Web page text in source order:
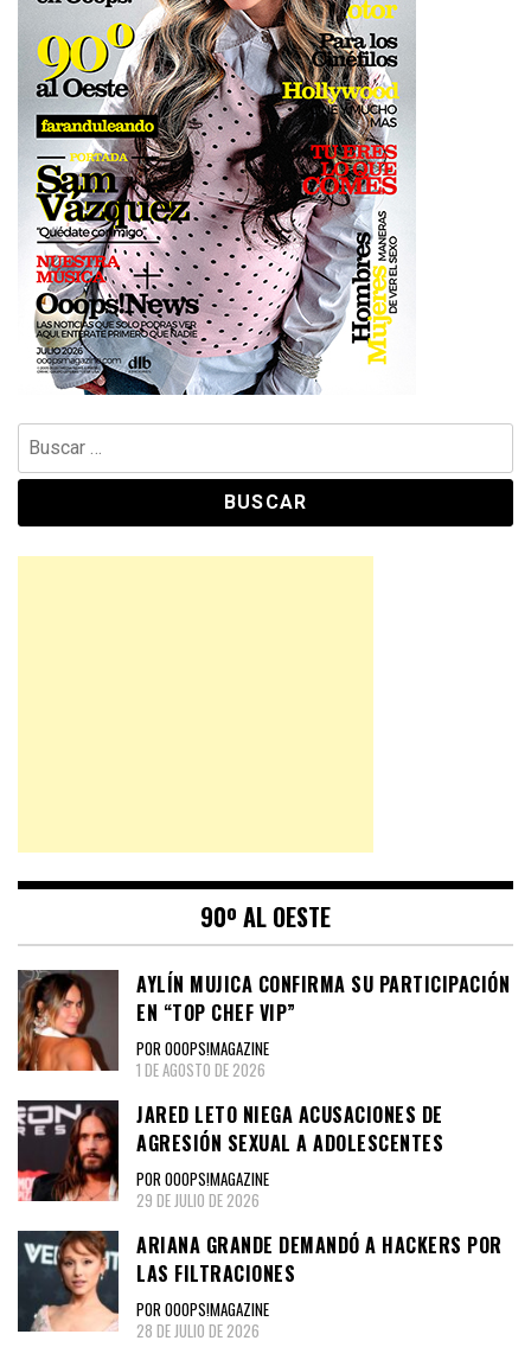
Buscar:
90º AL OESTE
AYLÍN MUJICA CONFIRMA SU PARTICIPACIÓN
EN “TOP CHEF VIP”
POR OOOPS!MAGAZINE
1 DE AGOSTO DE 2026
JARED LETO NIEGA ACUSACIONES DE
AGRESIÓN SEXUAL A ADOLESCENTES
POR OOOPS!MAGAZINE
29 DE JULIO DE 2026
ARIANA GRANDE DEMANDÓ A HACKERS POR
LAS FILTRACIONES
POR OOOPS!MAGAZINE
28 DE JULIO DE 2026